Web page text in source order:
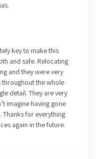
key to make this
and safe. Relocating
and they were very
the whole
detail. They are very
imagine having gone
for everything
again in the future.